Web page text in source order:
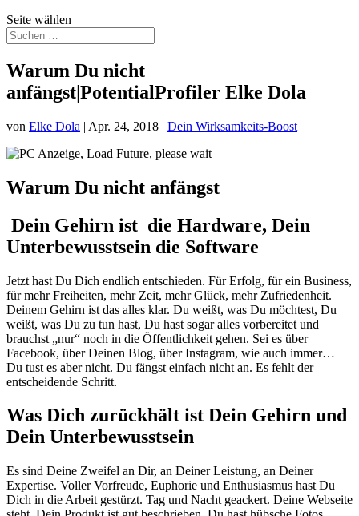
Seite wählen
Warum Du nicht
anfängst|PotentialProfiler Elke Dola
von Elke Dola | Apr. 24, 2018 | Dein Wirksamkeits-Boost
Warum Du nicht anfängst
Dein Gehirn ist die Hardware, Dein
Unterbewusstsein die Software
Jetzt hast Du Dich endlich entschieden. Für Erfolg, für ein Business,
für mehr Freiheiten, mehr Zeit, mehr Glück, mehr Zufriedenheit.
Deinem Gehirn ist das alles klar. Du weißt, was Du möchtest, Du
weißt, was Du zu tun hast, Du hast sogar alles vorbereitet und
brauchst „nur“ noch in die Öffentlichkeit gehen. Sei es über
Facebook, über Deinen Blog, über Instagram, wie auch immer…
Du tust es aber nicht. Du fängst einfach nicht an. Es fehlt der
entscheidende Schritt.
Was Dich zurückhält ist Dein Gehirn und
Dein Unterbewusstsein
Es sind Deine Zweifel an Dir, an Deiner Leistung, an Deiner
Expertise. Voller Vorfreude, Euphorie und Enthusiasmus hast Du
Dich in die Arbeit gestürzt. Tag und Nacht geackert. Deine Webseite